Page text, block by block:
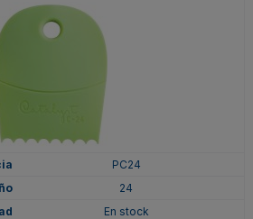
PC24
24
En stock